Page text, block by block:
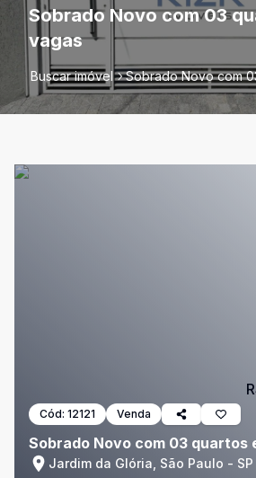
Sobrado Novo com 03
vagas
Buscar imóvel Sobrado Novo com
Cód: 12121 Venda
Sobrado Novo com 03 quartos
Jardim da Glória, São Paulo - SP